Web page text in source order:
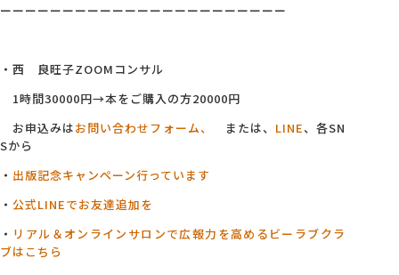
ーーーーーーーーーーーーーーーーーーーーーーー
・西 良旺子ZOOMコンサル
1時間30000円→本をご購入の方20000円
お申込みはお問い合わせフォーム、 または、 LINE、各SN
Sから
・ 出版記念キャンペーン行っています
・ 公式LINEでお友達追加を
・ リアル＆オンラインサロンで広報力を高めるビーラブクラ
ブはこちら